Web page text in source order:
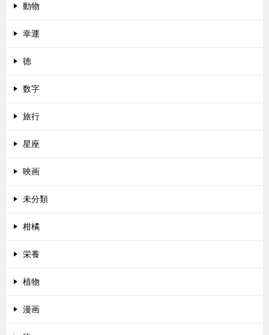
動物
幸運
徳
数字
旅行
星座
映画
未分類
柑橘
栄養
植物
漫画